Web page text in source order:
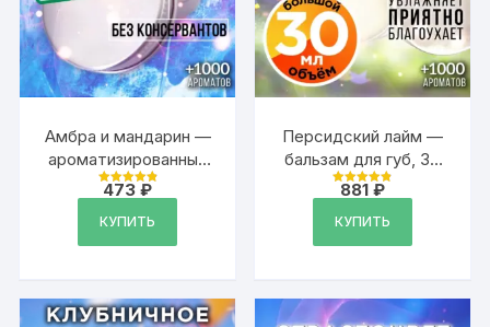
Амбра и мандарин —
ароматизированный
тальк для тела
Оценка
из 5
473₽
КУПИТЬ
Персидский лайм —
бальзам для губ, 30
мл
Оценка
из 5
881 ₽
КУПИТЬ